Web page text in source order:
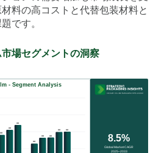
料の高コストと代替包装材料と
です。
場セグメントの洞察